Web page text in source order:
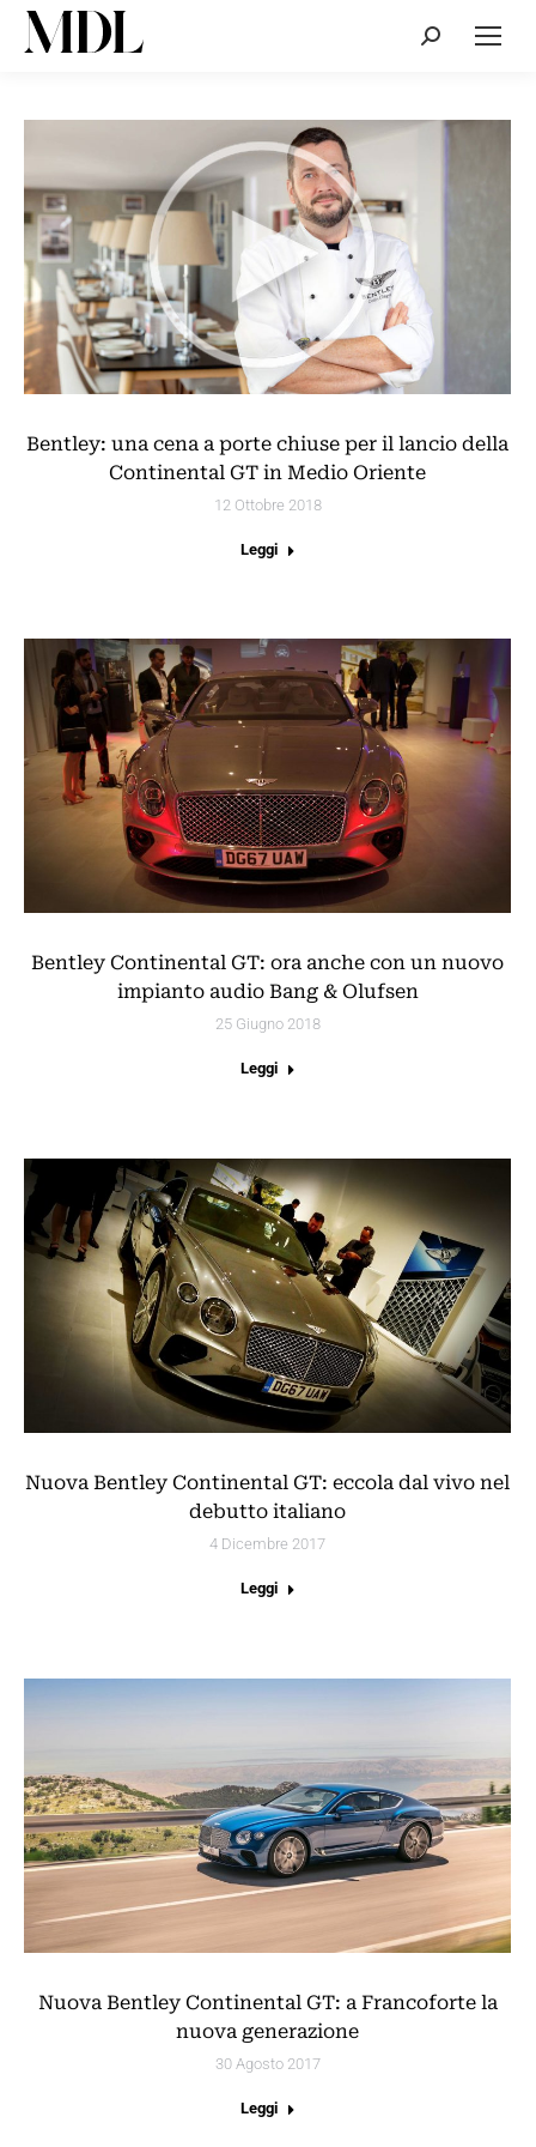
Cerca:
Bentley: una cena a porte chiuse per il lancio della
Continental GT in Medio Oriente
12 Ottobre 2018
Leggi
Bentley Continental GT: ora anche con un nuovo
impianto audio Bang & Olufsen
25 Giugno 2018
Leggi
Nuova Bentley Continental GT: eccola dal vivo nel
debutto italiano
4 Dicembre 2017
Leggi
Nuova Bentley Continental GT: a Francoforte la
nuova generazione
30 Agosto 2017
Leggi